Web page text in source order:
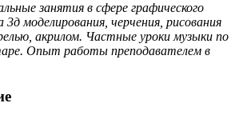
занятия в сфере графического
3д моделирования, черчения, рисования
акрилом. Частные уроки музыки по
Опыт работы преподавателем в